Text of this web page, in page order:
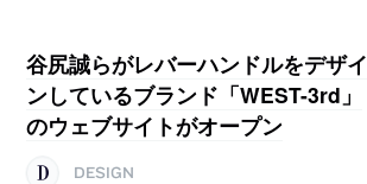
谷尻誠らがレバーハンドルをデザイ
ンしているブランド「WEST-3rd」
のウェブサイトがオープン
DESIGN